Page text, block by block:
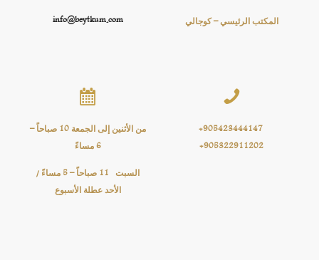
المكتب الرئيسي – كوجالي info@beytkum.com

905423444147+
905322911202+

من الأثنين إلى الجمعة 10 صباحاً –
6 مساءً
السبت 11 صباحاً – 5 مساءً /
الأحد عطلة الأسبوع